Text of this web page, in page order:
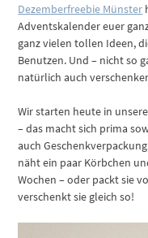
Dezemberfreebie Münster
Adventskalender euer
ganz vielen tollen Ideen,
Benutzen. Und – nicht so
natürlich auch
Wir starten heute in
– das macht sich prima
auch
näht ein paar Körbchen
Wochen – oder packt sie
verschenkt sie gleich so!